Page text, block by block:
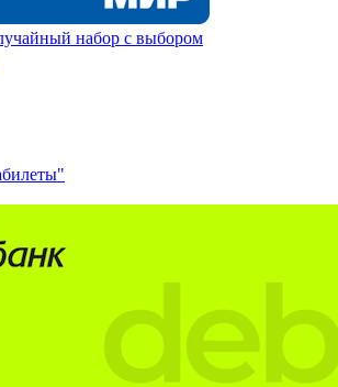
набор с выбором